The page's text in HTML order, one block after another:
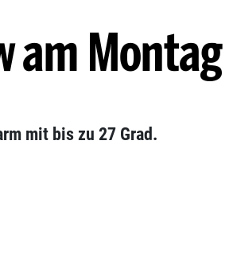
am Montag
mit bis zu 27 Grad.